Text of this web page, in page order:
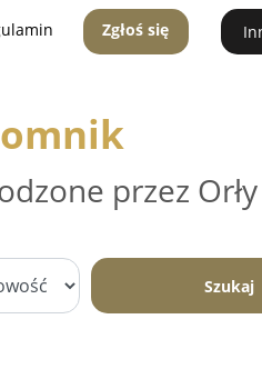
Zgłoś się
przez Orły
Szukaj